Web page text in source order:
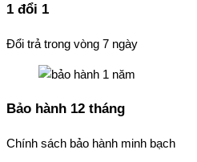
1 đổi 1
Đổi trả trong vòng 7 ngày
Bảo hành 12 tháng
Chính sách bảo hành minh bạch